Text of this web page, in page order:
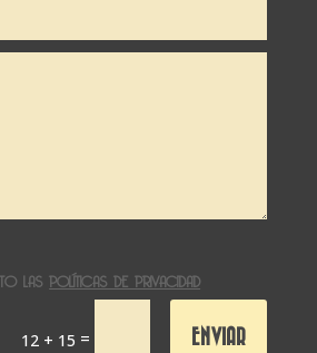
LASPOLÍTICAS DE PRIVACIDAD
12 + 15 = ENVIAR